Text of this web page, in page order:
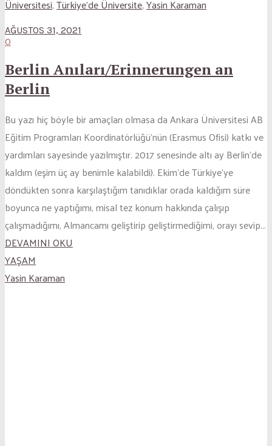
Üniversitesi,Türkiye'de Üniversite,Yasin Karaman
AĞUSTOS 31, 2021
0
Berlin Anıları/Erinnerungen an
Berlin
Bu yazı hiç böyle bir amaçları olmasa da Ankara Üniversitesi AB
Eğitim Programları Koordinatörlüğü’nün (Erasmus Ofisi) katkı ve
yardımları sayesinde yazılmıştır. 2017 senesinde altı ay Berlin’de
kaldım (eşim üç ay benimle kalabildi). Ekim’de Türkiye’ye
döndükten sonra karşılaştığım tanıdıklar orada kaldığım süre
boyunca ne yaptığımı, misal tez konum hakkında çalışıp
çalışmadığımı, Almancamı geliştirip geliştirmediğimi, orayı sevip...
DEVAMINI OKU
YAŞAM
Yasin Karaman